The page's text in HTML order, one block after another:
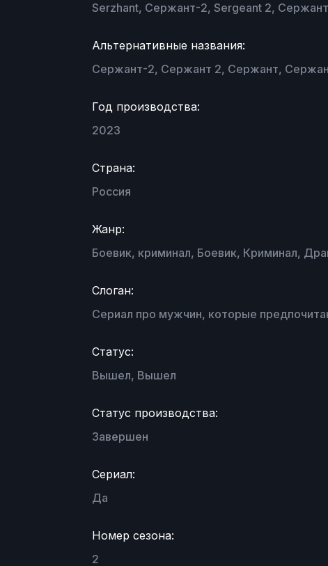
Serzhant, Сержант-2, Sergeant 2,
Альтернативные названия:
Сержант-2, Сержант 2, Сержант,
Год производства:
2023
Страна:
Россия
Жанр:
Боевик, криминал, Боевик, Криминал,
Слоган:
Сериал про мужчин, которые
Статус:
Вышел, Вышел
Статус производства:
Завершен
Сериал:
Да
Номер сезона:
2